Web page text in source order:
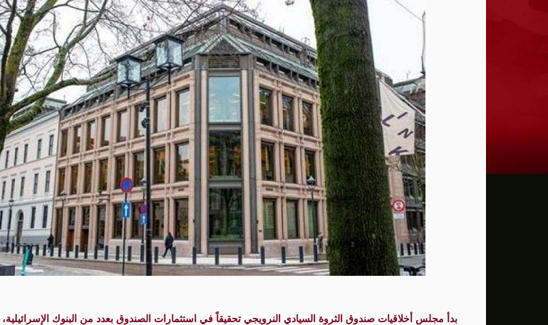
إدارة ترامب خسرت 75 حكماً في قضايا تتعلق بالتعديل الأول للدستور الأمريكي
عون: تقدم إيجابي في مفاوضات روما بشأن الحدود والأسرى
الزيدي لرئيس الاستخبارات السعودي: العراق يرفض استخدام أراضيه للإضرار بأي دولة
أمريكا تفرض عقوبات على منصة بدبي لمساعدتها الحرس الثوري
تقرير: حرب إيران تهز التقارب الاقتصادي بين واشنطن والخليج وتقلص الفائض التجاري
"اليونيسف" توقف موظفا رفيعا بتهمة التجسس لصالح إسرائيل
بزشكيان يتعهد بالصمود ويعلن: لن أستقيل مهما حدث ويشف بعض أسرار التفاهم
الإدارة الأمريكية تخصص مليار دولار لدعم إدارة رئيس كولومبيا الجديد
الدفاع الروسية تعلن تنفيذ ضربات دقيقة على أهداف عسكرية في كييف وأوديسا
مسؤول أميركي: تقدم في المحادثات بين عمان وإيران ونتوقع اتفاقا قريبا
بدأ مجلس أخلاقيات صندوق الثروة السيادي النرويجي تحقيقاً في استثمارات الصندوق بعدد من البنوك